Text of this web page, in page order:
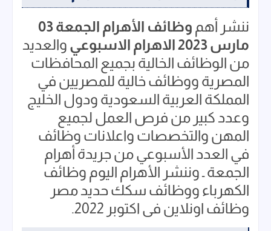
ننشر أهم
وظائف الأهرام الجمعة 03
مارس 2023
الاهرام الاسبوعي والعديد
من الوظائف الخالية بجميع المحافظات
المصرية ووظائف خالية للمصريين في
المملكة العربية السعودية ودول الخليج
وعدد كبير من فرص العمل لجميع
المهن والتخصصات واعلانات وظائف
في العدد الأسبوعي من جريدة أهرام
الجمعة ـ وننشر الأهرام اليوم وظائف
الكهرباء ووظائف سكك حديد مصر
وظائف اونلاين فى اكتوبر 2022.